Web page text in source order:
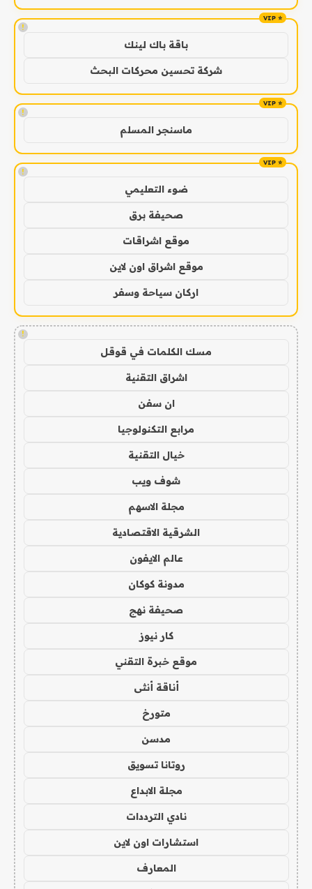
!
باقة باك لينك
شركة تحسين محركات البحث
!
ماسنجر المسلم
!
ضوء التعليمي
صحيفة برق
موقع اشراقات
موقع اشراق اون لاين
اركان سياحة وسفر
!
مسك الكلمات في قوقل
اشراق التقنية
ان سفن
مرابع التكنولوجيا
خيال التقنية
شوف ويب
مجلة الاسهم
الشرقية الاقتصادية
عالم الايفون
مدونة كوكان
صحيفة نهج
كار نيوز
موقع خبرة التقني
أناقة أنثى
متورخ
مدسن
روتانا تسويق
مجلة الابداع
نادي الترددات
استشارات اون لاين
المعارف